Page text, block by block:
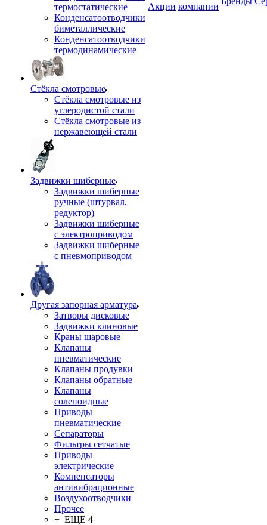
термостатические
Конденсатоотводчики
биметаллические
Конденсатоотводчики
термодинамические
Стёкла смотровые
Стёкла смотровые из
углеродистой стали
Стёкла смотровые из
нержавеющей стали
Задвижки шиберные
Задвижки шиберные
ручные (штурвал,
редуктор)
Задвижки шиберные
с электроприводом
Задвижки шиберные
с пневмоприводом
Другая запорная арматура
Затворы дисковые
Задвижки клиновые
Краны шаровые
Клапаны
пневматические
Клапаны продувки
Клапаны обратные
Клапаны
соленоидные
Приводы
пневматические
Сепараторы
Фильтры сетчатые
Приводы
электрические
Компенсаторы
антивибрационные
Воздухоотводчики
Прочее
+ ЕЩЕ 4
Акции компании